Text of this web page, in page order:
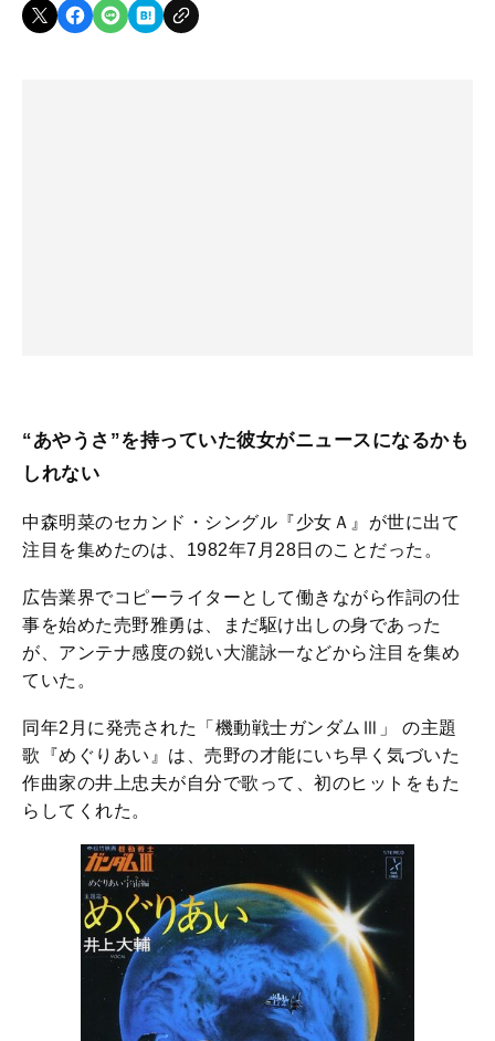
“あやうさ”を持っていた彼女がニュースになるかも
しれない
中森明菜のセカンド・シングル『少女Ａ』が世に出て
注目を集めたのは、1982年7月28日のことだった。
広告業界でコピーライターとして働きながら作詞の仕
事を始めた売野雅勇は、まだ駆け出しの身であった
が、アンテナ感度の鋭い大瀧詠一などから注目を集め
ていた。
同年2月に発売された「機動戦士ガンダムⅢ」 の主題
歌『めぐりあい』は、売野の才能にいち早く気づいた
作曲家の井上忠夫が自分で歌って、初のヒットをもた
らしてくれた。